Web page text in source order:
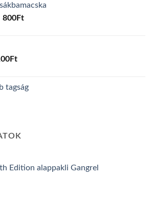
150Ft.
Original
800FtCurrent
FtCurrent
100Ft.
tagság
Edition alappakli Gangrel